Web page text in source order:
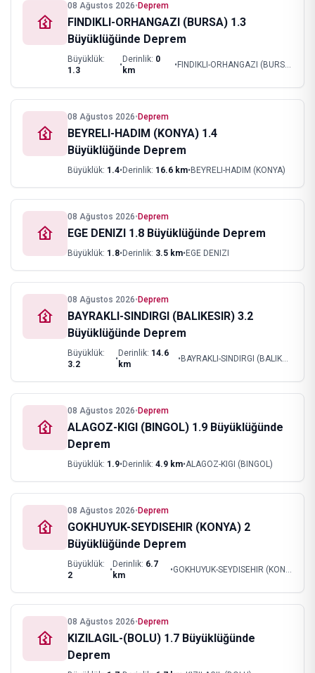
08 Ağustos 2026• Deprem
FINDIKLI-ORHANGAZI (BURSA) 1.3
Büyüklüğünde Deprem
Büyüklük:
1.3
•
Derinlik: 0
km
• FINDIKLI-ORHANGAZI (BURSA)
08 Ağustos 2026• Deprem
BEYRELI-HADIM (KONYA) 1.4
Büyüklüğünde Deprem
Büyüklük: 1.4•Derinlik: 16.6 km•BEYRELI-HADIM (KONYA)
08 Ağustos 2026• Deprem
EGE DENIZI 1.8 Büyüklüğünde Deprem
Büyüklük: 1.8•Derinlik: 3.5 km•EGE DENIZI
08 Ağustos 2026• Deprem
BAYRAKLI-SINDIRGI (BALIKESIR) 3.2
Büyüklüğünde Deprem
Büyüklük:
3.2
•
Derinlik: 14.6
km
• BAYRAKLI-SINDIRGI (BALIKESIR)
08 Ağustos 2026• Deprem
ALAGOZ-KIGI (BINGOL) 1.9 Büyüklüğünde
Deprem
Büyüklük: 1.9•Derinlik: 4.9 km•ALAGOZ-KIGI (BINGOL)
08 Ağustos 2026• Deprem
GOKHUYUK-SEYDISEHIR (KONYA) 2
Büyüklüğünde Deprem
Büyüklük:
2
•
Derinlik: 6.7
km
• GOKHUYUK-SEYDISEHIR (KONYA)
08 Ağustos 2026• Deprem
KIZILAGIL-(BOLU) 1.7 Büyüklüğünde
Deprem